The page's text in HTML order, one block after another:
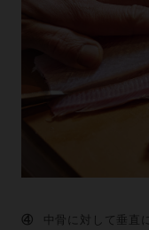
④
中骨に対して垂直